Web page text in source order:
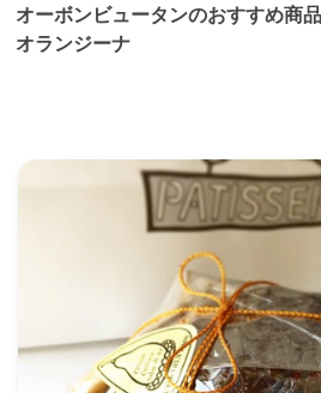
オーボンビュータンのおすすめ商
オランジーナ